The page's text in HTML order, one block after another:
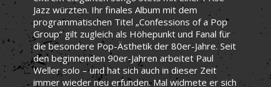
Jazz würzten. Ihr finales Album mit dem
programmatischen Titel „Confessions of a Pop
Group“ gilt zugleich als Höhepunkt und Fanal für
die besondere Pop-Ästhetik der 80er-Jahre. Seit
den beginnenden 90er-Jahren arbeitet Paul
Weller solo – und hat sich auch in dieser Zeit
immer wieder neu erfunden. Mal widmete er sich